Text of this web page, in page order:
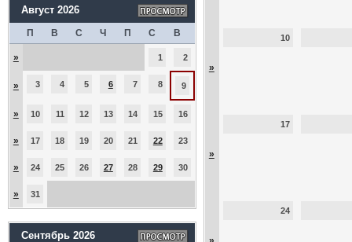
Август 2026
П В С Ч П С В
» 1 2
» 3 4 5 6 7 8 9
» 10 11 12 13 14 15 16
» 17 18 19 20 21 22 23
» 24 25 26 27 28 29 30
» 31
Сентябрь 2026
»
10
»
17
24